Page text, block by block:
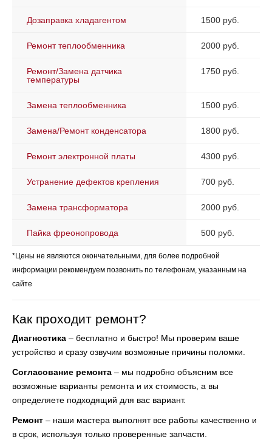
Дозаправка хладагентом 1500 руб.
Ремонт теплообменника 2000 руб.
Ремонт/Замена датчика
температуры
1750 руб.
Замена теплообменника 1500 руб.
Замена/Ремонт конденсатора 1800 руб.
Ремонт электронной платы 4300 руб.
Устранение дефектов крепления 700 руб.
Замена трансформатора 2000 руб.
Пайка фреонопровода 500 руб.
*Цены не являются окончательными, для более подробной
информации рекомендуем позвонить по телефонам, указанным на
сайте
Как проходит ремонт?
Диагностика – бесплатно и быстро! Мы проверим ваше
устройство и сразу озвучим возможные причины поломки.
Согласование ремонта – мы подробно объясним все
возможные варианты ремонта и их стоимость, а вы
определяете подходящий для вас вариант.
Ремонт – наши мастера выполнят все работы качественно и
в срок, используя только проверенные запчасти.